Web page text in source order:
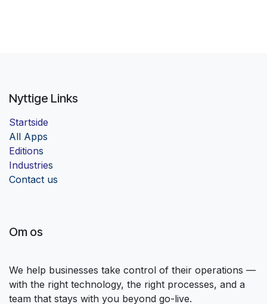
Nyttige Links
Startside
All Apps
Editions
Industries
Contact us
Om os
We help businesses take control of their operations —
with the right technology, the right processes, and a
team that stays with you beyond go-live.